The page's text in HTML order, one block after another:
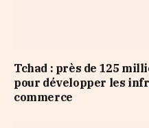
Tchad : près de 125
pour développer les
commerce